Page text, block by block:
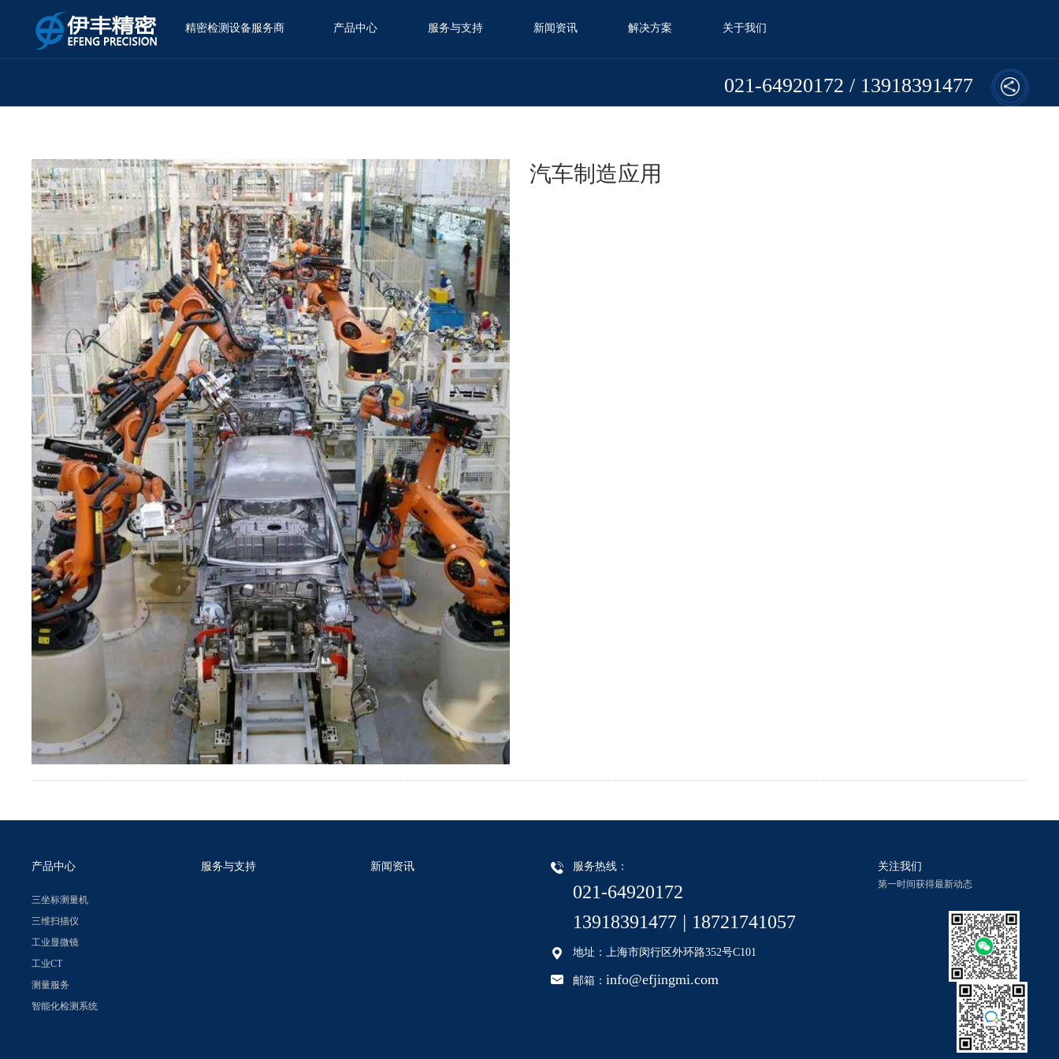
精密检测设备服务商 产品中心 服务与支持 新闻资讯 解决方案 关于我们
021-64920172 / 13918391477
汽车制造应用
产品中心
三坐标测量机
三维扫描仪
工业显微镜
工业CT
测量服务
智能化检测系统
服务与支持 新闻资讯 服务热线：
021-64920172
13918391477
18721741057
地址：上海市闵行区外环路352号C101
邮箱：info@efjingmi.com
关注我们
第一时间获得最新动态